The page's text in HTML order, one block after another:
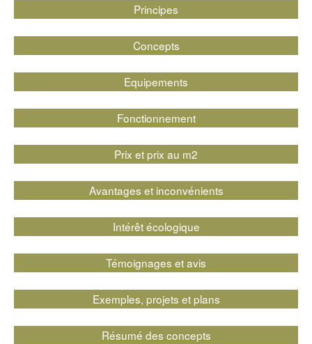
Principes
Concepts
Equipements
Fonctionnement
Prix et prix au m2
Avantages et inconvénients
Intérêt écologique
Témoignages et avis
Exemples, projets et plans
Résumé des concepts